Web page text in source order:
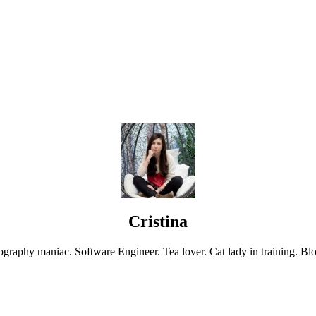
Cristina
maniac. Software Engineer. Tea lover. Cat lady in training.